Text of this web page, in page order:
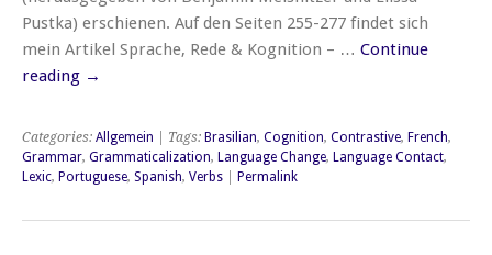
Pustka) erschienen. Auf den Seiten 255-277 findet sich
mein Artikel Sprache, Rede & Kognition – … Continue
reading →
Categories: Allgemein | Tags: Brasilian, Cognition, Contrastive, French,
Grammar, Grammaticalization, Language Change, Language Contact,
Lexic, Portuguese, Spanish, Verbs Permalink